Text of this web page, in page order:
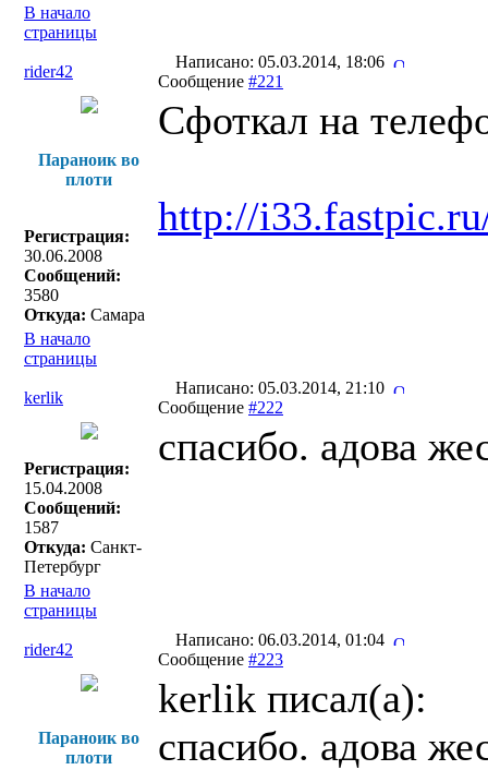
В начало
страницы
rider42
Написано: 05.03.2014, 18:06
Сообщение #221
Параноик во
плоти
Регистрация:
30.06.2008
Сообщений:
3580
Откуда: Самара
Сфоткал на
http://
В начало
страницы
kerlik
Написано: 05.03.2014, 21:10
Сообщение #222
Регистрация:
15.04.2008
Сообщений:
1587
Откуда: Санкт-
Петербург
спасибо. адова
В начало
страницы
rider42
Написано: 06.03.2014, 01:04
Сообщение #223
Параноик во
плоти
kerlik писал(a):
спасибо. адова